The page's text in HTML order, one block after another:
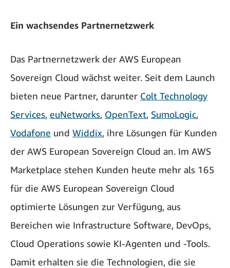
Ein wachsendes Partnernetzwerk
Das Partnernetzwerk der AWS European
Sovereign Cloud wächst weiter. Seit dem Launch
bieten neue Partner, darunter Colt Technology
Services, euNetworks, OpenText, SumoLogic,
Vodafone und Widdix, ihre Lösungen für Kunden
der AWS European Sovereign Cloud an. Im AWS
Marketplace stehen Kunden heute mehr als 165
für die AWS European Sovereign Cloud
optimierte Lösungen zur Verfügung, aus
Bereichen wie Infrastructure Software, DevOps,
Cloud Operations sowie KI-Agenten und -Tools.
Damit erhalten sie die Technologien, die sie